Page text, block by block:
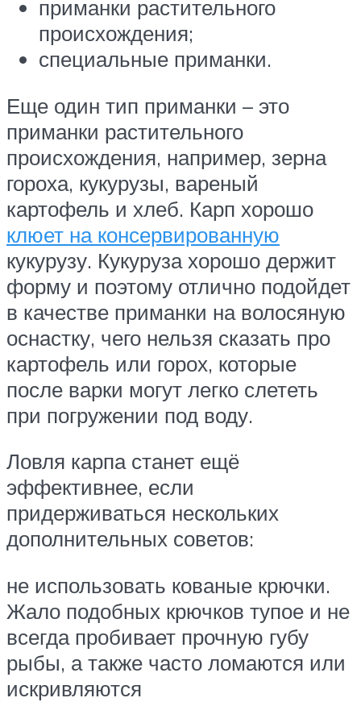
приманки растительного
происхождения;
специальные приманки.
Еще один тип приманки – это
приманки растительного
происхождения, например, зерна
гороха, кукурузы, вареный
картофель и хлеб. Карп хорошо
клюет на консервированную
кукурузу. Кукуруза хорошо держит
форму и поэтому отлично подойдет
в качестве приманки на волосяную
оснастку, чего нельзя сказать про
картофель или горох, которые
после варки могут легко слететь
при погружении под воду.
Ловля карпа станет ещё
эффективнее, если
придерживаться нескольких
дополнительных советов:
не использовать кованые крючки.
Жало подобных крючков тупое и не
всегда пробивает прочную губу
рыбы, а также часто ломаются или
искривляются